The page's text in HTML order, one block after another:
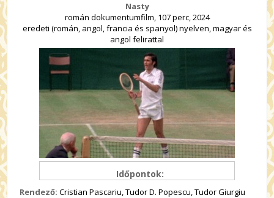
Nasty
román dokumentumfilm, 107 perc, 2024
eredeti (román, angol, francia és spanyol) nyelven, magyar és
angol felirattal
Időpontok:
Rendező: Cristian Pascariu, Tudor D. Popescu, Tudor Giurgiu